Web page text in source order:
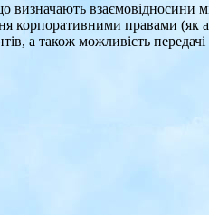
взаємовідносини
корпоративними правами (як
а також можливість